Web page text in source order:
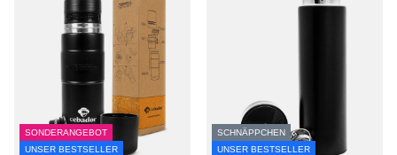
SONDERANGEBOT
UNSER BESTSELLER
SCHNÄPPCHEN
UNSER BESTSELLER